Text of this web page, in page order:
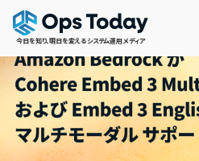
今日を知り、明日を変えるシステム運用メディア